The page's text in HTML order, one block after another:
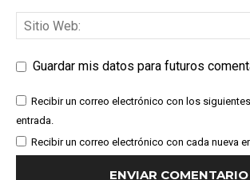
Guardar mis datos para futuros
Recibir un correo electrónico con los
entrada.
Recibir un correo electrónico con cada nueva